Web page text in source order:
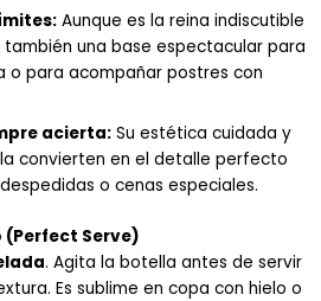
Aunque es la reina indiscutible
también una base espectacular para
o para acompañar postres con
acierta: Su estética cuidada y
convierten en el detalle perfecto
o cenas especiales.
(Perfect Serve)
. Agita la botella antes de servir
Es sublime en copa con hielo o